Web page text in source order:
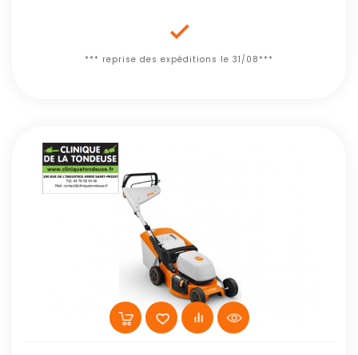

*** reprise des expéditions le 31/08***